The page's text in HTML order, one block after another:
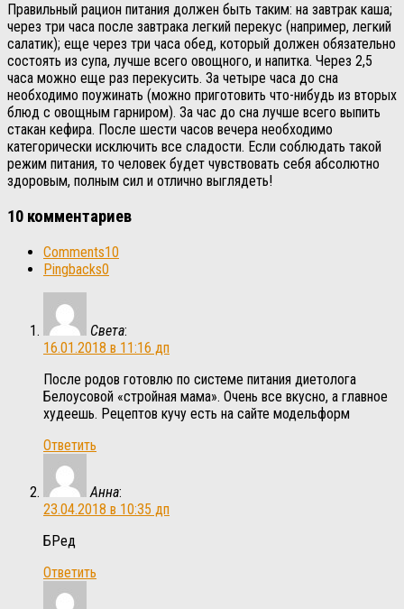
Правильный рацион питания должен быть таким: на завтрак каша;
через три часа после завтрака легкий перекус (например, легкий
салатик); еще через три часа обед, который должен обязательно
состоять из супа, лучше всего овощного, и напитка. Через 2,5
часа можно еще раз перекусить. За четыре часа до сна
необходимо поужинать (можно приготовить что-нибудь из вторых
блюд с овощным гарниром). За час до сна лучше всего выпить
стакан кефира. После шести часов вечера необходимо
категорически исключить все сладости. Если соблюдать такой
режим питания, то человек будет чувствовать себя абсолютно
здоровым, полным сил и отлично выглядеть!
10 комментариев
Comments10
Pingbacks0
Света:
16.01.2018 в 11:16 дп
После родов готовлю по системе питания диетолога
Белоусовой «стройная мама». Очень все вкусно, а главное
худеешь. Рецептов кучу есть на сайте модельформ
Ответить
Анна:
23.04.2018 в 10:35 дп
БРед
Ответить